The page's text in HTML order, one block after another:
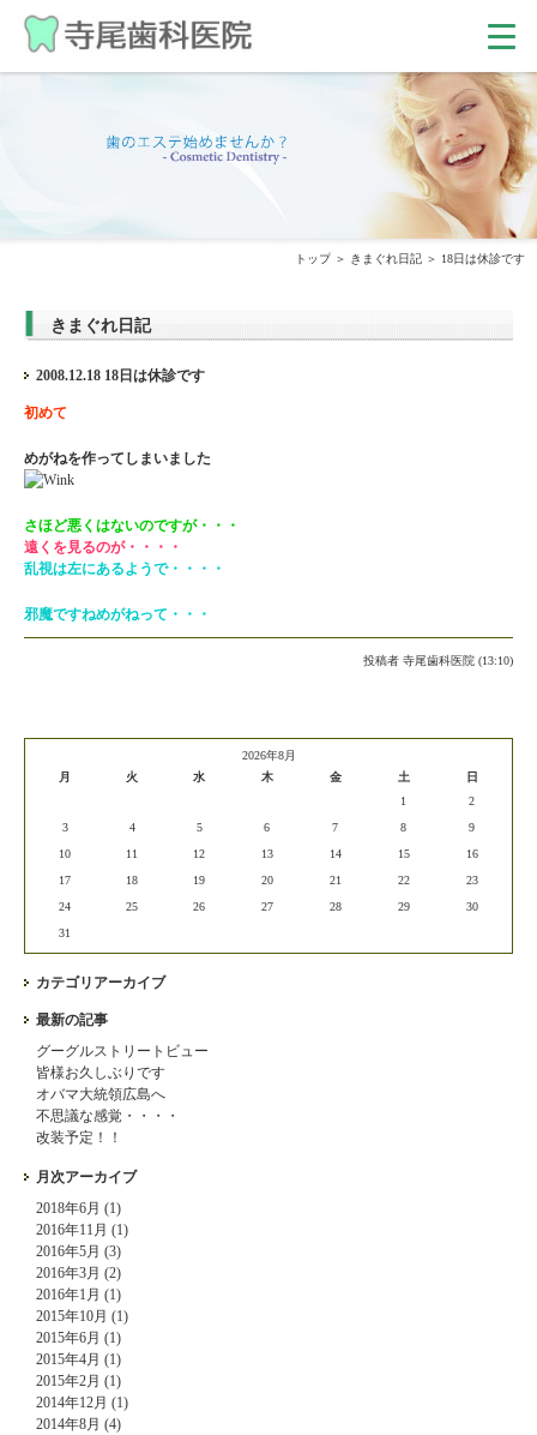
トップ きまぐれ日記 18日は休診です
きまぐれ日記
2008.12.18 18日は休診です
初めて
めがねを作ってしまいました
さほど悪くはないのですが・・・
遠くを見るのが・・・・
乱視は左にあるようで・・・・
邪魔ですねめがねって・・・
投稿者 寺尾歯科医院 (13:10)
2026年8月
月
火 水 木 金 土
日
1
2
3
4 5 6 7 8
9
10
11 12 13 14 15
16
17
18 19 20 21 22
23
24
25 26 27 28 29
30
31
カテゴリアーカイブ
最新の記事
グーグルストリートビュー
皆様お久しぶりです
オバマ大統領広島へ
不思議な感覚・・・・
改装予定！！
月次アーカイブ
2018年6月 (1)
2016年11月 (1)
2016年5月 (3)
2016年3月 (2)
2016年1月 (1)
2015年10月 (1)
2015年6月 (1)
2015年4月 (1)
2015年2月 (1)
2014年12月 (1)
2014年8月 (4)